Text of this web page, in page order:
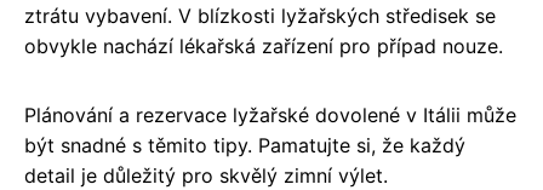
ztrátu vybavení. V blízkosti lyžařských středisek se
obvykle nachází lékařská zařízení pro případ nouze.
Plánování a rezervace lyžařské dovolené v Itálii může
být snadné s těmito tipy. Pamatujte si, že každý
detail je důležitý pro skvělý zimní výlet.